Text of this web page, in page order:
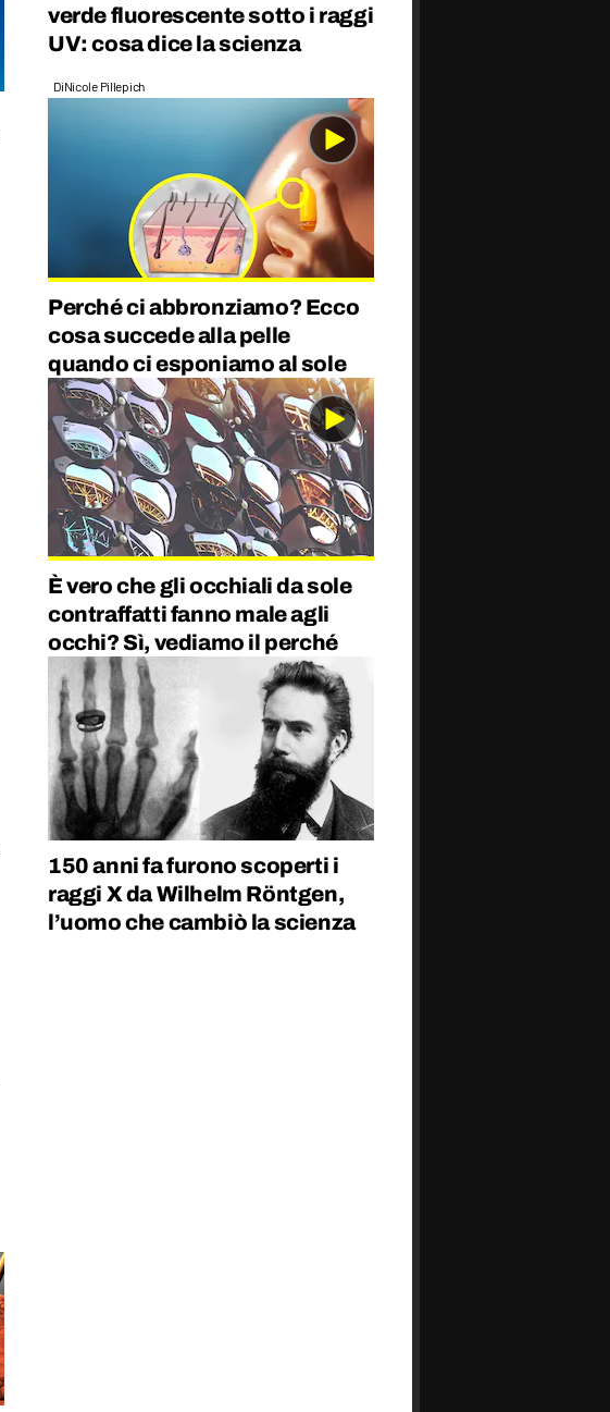
verde fluorescente sotto i raggi
UV: cosa dice la scienza
DiNicole Pillepich
Perché ci abbronziamo? Ecco
cosa succede alla pelle
quando ci esponiamo al sole
È vero che gli occhiali da sole
contraffatti fanno male agli
occhi? Sì, vediamo il perché
150 anni fa furono scoperti i
raggi X da Wilhelm Röntgen,
l’uomo che cambiò la scienza